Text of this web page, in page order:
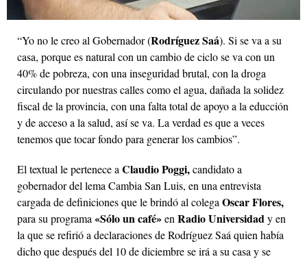
“Yo no le creo al Gobernador (Rodríguez Saá). Si se va a su
casa, porque es natural con un cambio de ciclo se va con un
40% de pobreza, con una inseguridad brutal, con la droga
circulando por nuestras calles como el agua, dañada la solidez
fiscal de la provincia, con una falta total de apoyo a la educción
y de acceso a la salud, así se va. La verdad es que a veces
tenemos que tocar fondo para generar los cambios”.
El textual le pertenece a Claudio Poggi,candidato a
gobernador del lema Cambia San Luis, en una entrevista
cargada de definiciones que le brindó al colega Oscar Flores,
para su programa «Sólo un café»en Radio Universidady en
la que se refirió a declaraciones de Rodríguez Saá quien había
dicho que después del 10 de diciembre se irá a su casa y se